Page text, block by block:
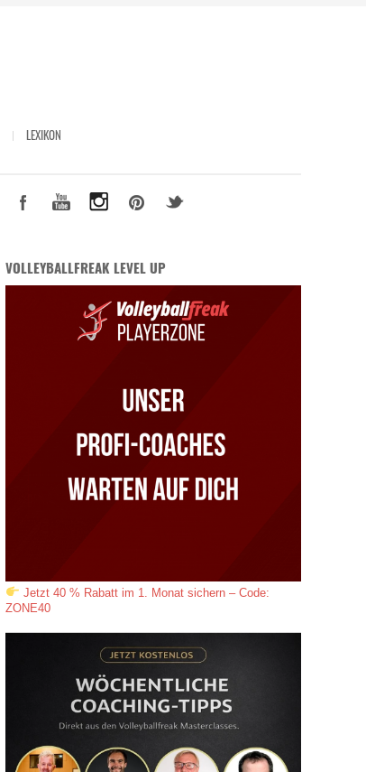
LEXIKON
VOLLEYBALLFREAK LEVEL UP
Jetzt 40 % Rabatt im 1. Monat sichern – Code:
ZONE40